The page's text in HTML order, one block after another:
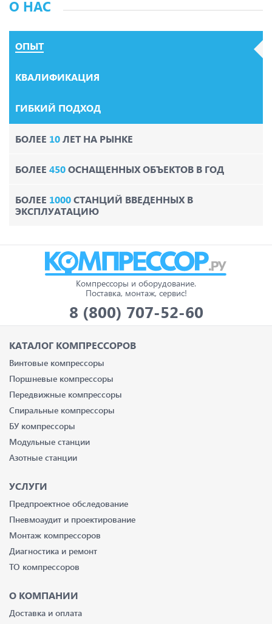
О НАС
ОПЫТ
КВАЛИФИКАЦИЯ
ГИБКИЙ ПОДХОД
БОЛЕЕ 10ЛЕТ НА РЫНКЕ
БОЛЕЕ 450ОСНАЩЕННЫХ ОБЪЕКТОВ В ГОД
БОЛЕЕ 1000СТАНЦИЙ ВВЕДЕННЫХ В
ЭКСПЛУАТАЦИЮ
Компрессоры и оборудование.
Поставка, монтаж, сервис!
8 (800) 707-52-60
КАТАЛОГ КОМПРЕССОРОВ
Винтовые компрессоры
Поршневые компрессоры
Передвижные компрессоры
Спиральные компрессоры
БУ компрессоры
Модульные станции
Азотные станции
УСЛУГИ
Предпроектное обследование
Пневмоаудит и проектирование
Монтаж компрессоров
Диагностика и ремонт
ТО компрессоров
О КОМПАНИИ
Доставка и оплата